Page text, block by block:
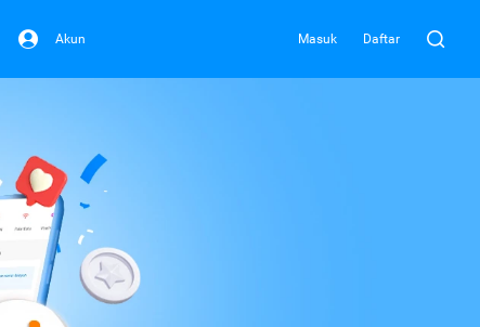
Akun Masuk Daftar